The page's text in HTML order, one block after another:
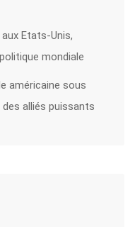
Etats-Unis,
mondiale
américaine sous
alliés puissants